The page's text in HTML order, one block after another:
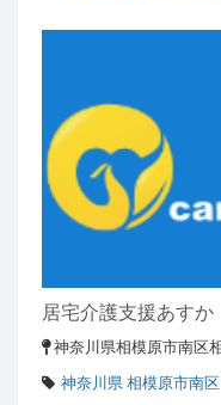
居宅介護支援あすか
神奈川県相模原市南区
神奈川県 相模原市南区